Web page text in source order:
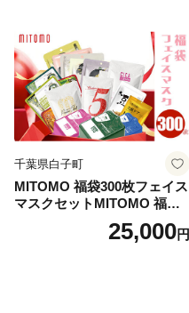
千葉県白子町
MITOMO 福袋300枚フェイス
マスクセットMITOMO 福袋3
00枚フェイスマスクセット
ふるさと納税 パック ファイ
25,000円